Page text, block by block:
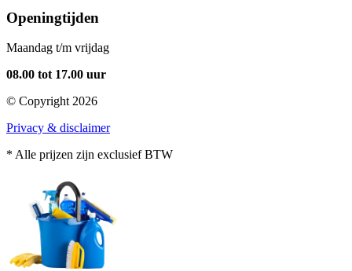
Openingtijden
Maandag t/m vrijdag
08.00 tot 17.00 uur
© Copyright2026
Privacy & disclaimer
* Alle prijzen zijn exclusief BTW